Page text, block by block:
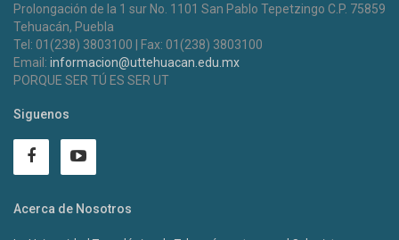
Prolongación de la 1 sur No. 1101 San Pablo Tepetzingo C.P. 75859
Tehuacán, Puebla
Tel: 01(238) 3803100 | Fax: 01(238) 3803100
Email: informacion@uttehuacan.edu.mx
PORQUE SER TÚ ES SER UT
Siguenos
Acerca de Nosotros